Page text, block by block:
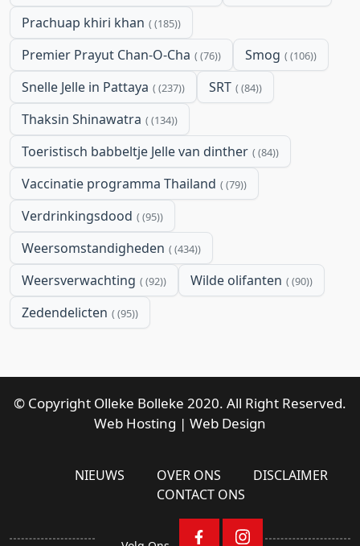
Prachuap khiri khan (185)
Premier Prayut Chan-O-Cha (76) Smog (106)
Snelle Jelle in Pattaya (237) SRT (84)
Thaksin Shinawatra (134)
Toeristisch babbeltje Jelle van dinther (84)
Vaccinatie programma Thailand (79)
Verdrinkingsdood (95)
Weersomstandigheden (434)
Weersverwachting (92) Wilde olifanten (90)
Zedendelicten (95)
© Copyright Olleke Bolleke 2020. All Right Reserved.
Web Hosting | Web Design
NIEUWS OVER ONS
DISCLAIMER
CONTACT ONS